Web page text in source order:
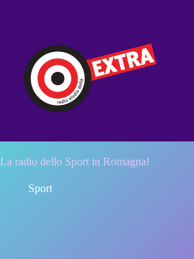
La radio dello Sport in Romagna!
Sport